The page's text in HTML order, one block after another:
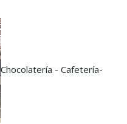
Chocolatería - Cafetería-